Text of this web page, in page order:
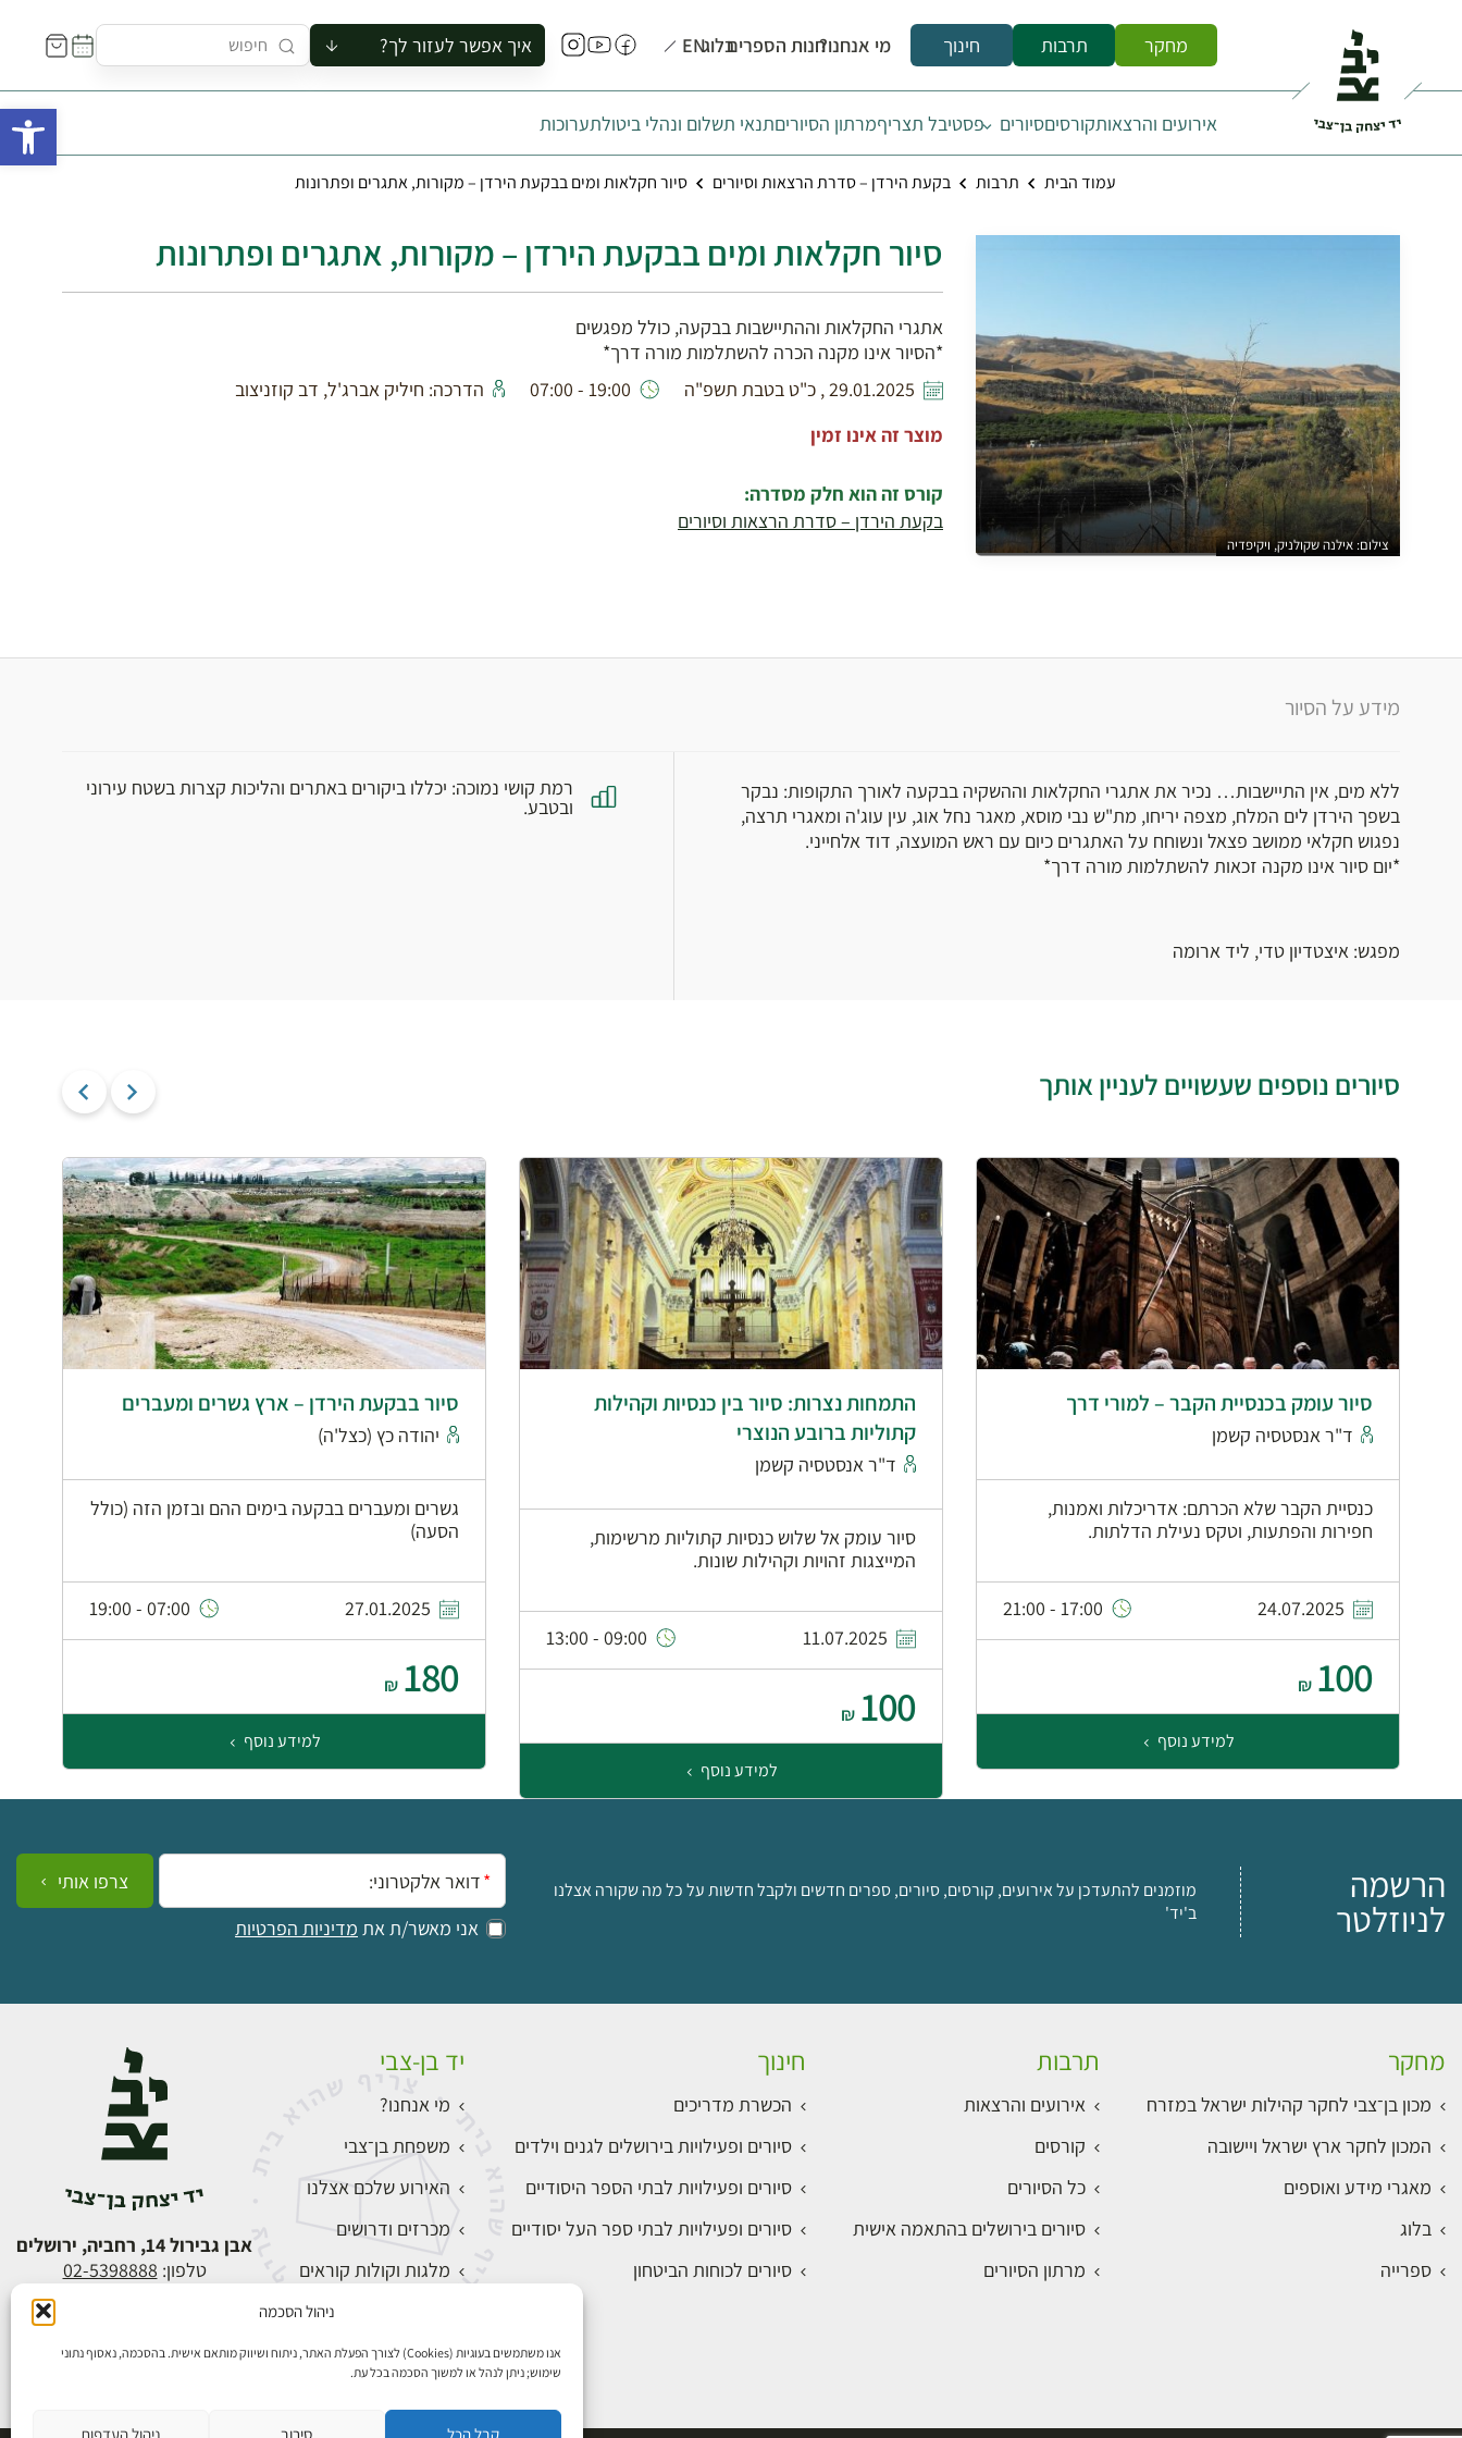
ניהול הסכמה
אנו משתמשים בעוגיות (Cookies) לצורך הפעלת האתר, ניתוח ושיווק מותאם אישית. בהסכמה, נאסוף נתוני
שימוש; ניתן לנהל או למשוך הסכמה בכל עת.
קבל הכל סירוב ניהול העדפות
מחקר תרבות חינוך מי אנחנו?חנות הספריםבלוגEN איך אפשר לעזור לך?
להזמין סיור לקבוצה
להירשם לסיור
להירשם לקורס
לקנות ספר
לתאם ביקור בצריף
אירועים והרצאותקורסיםסיורים פסטיבל תצריףמרתון הסיוריםתנאי תשלום ונהלי ביטולתערוכות
עמוד הבית תרבות בקעת הירדן – סדרת הרצאות וסיורים סיור חקלאות ומים בבקעת הירדן – מקורות, אתגרים ופתרונות
צילום: אילנה שקולניק, ויקיפדיה
סיור חקלאות ומים בבקעת הירדן – מקורות, אתגרים ופתרונות
אתגרי החקלאות וההתיישבות בבקעה, כולל מפגשים
*הסיור אינו מקנה הכרה להשתלמות מורה דרך*
29.01.2025 , כ"ט בטבת תשפ"ה
19:00 - 07:00
הדרכה: חיליק אברג'ל, דב קוזניצוב
מוצר זה אינו זמין
קורס זה הוא חלק מסדרה:
בקעת הירדן – סדרת הרצאות וסיורים
מידע על הסיור
ללא מים, אין התיישבות… נכיר את אתגרי החקלאות וההשקיה בבקעה לאורך התקופות: נבקר
בשפך הירדן לים המלח, מצפה יריחו, מת"ש נבי מוסא, מאגר נחל אוג, עין עוג'ה ומאגרי תרצה,
נפגוש חקלאי ממושב פצאל ונשוחח על האתגרים כיום עם ראש המועצה, דוד אלחייני.
*יום סיור אינו מקנה זכאות להשתלמות מורה דרך*
מפגש: איצטדיון טדי, ליד ארומה
רמת קושי נמוכה: יכללו ביקורים באתרים והליכות קצרות בשטח עירוני
ובטבע.
סיורים נוספים שעשויים לעניין אותך
סיור עומק בכנסיית הקבר – למורי דרך
ד"ר אנסטסיה קשמן
כנסיית הקבר שלא הכרתם: אדריכלות ואמנות,
חפירות והפתעות, וטקס נעילת הדלתות.
24.07.2025
17:00 - 21:00
100
₪
למידע נוסף
התמחות נצרות: סיור בין כנסיות וקהילות
קתוליות ברובע הנוצרי
ד"ר אנסטסיה קשמן
סיור עומק אל שלוש כנסיות קתוליות מרשימות,
המייצגות זהויות וקהילות שונות.
11.07.2025
09:00 - 13:00
100
₪
למידע נוסף
סיור בבקעת הירדן – ארץ גשרים ומעברים
יהודה כץ (כצל'ה)
גשרים ומעברים בבקעה בימים ההם ובזמן הזה (כולל
הסעה)
27.01.2025
07:00 - 19:00
180
₪
למידע נוסף
הרשמה
לניוזלטר
מוזמנים להתעדכן על אירועים, קורסים, סיורים, ספרים חדשים ולקבל חדשות על כל מה שקורה אצלנו
ב'יד'
אימייל:
אני מאשר/ת את מדיניות הפרטיות
צרפו אותי
מחקר
מכון בן־צבי לחקר קהילות ישראל במזרח
המכון לחקר ארץ ישראל ויישובה
מאגרי מידע ואוספים
בלוג
ספרייה
תרבות
אירועים והרצאות
קורסים
כל הסיורים
סיורים בירושלים בהתאמה אישית
מרתון הסיורים
חינוך
הכשרת מדריכים
סיורים ופעילויות בירושלים לגנים וילדים
סיורים ופעילויות לבתי הספר היסודיים
סיורים ופעילויות לבתי ספר העל יסודיים
סיורים לכוחות הביטחון
יד בן-צבי
מי אנחנו?
משפחת בן־צבי
האירוע שלכם אצלנו
מכרזים ודרושים
מלגות וקולות קוראים
התחברות
אבן גבירול 14, רחביה, ירושלים
טלפון: 02-5398888